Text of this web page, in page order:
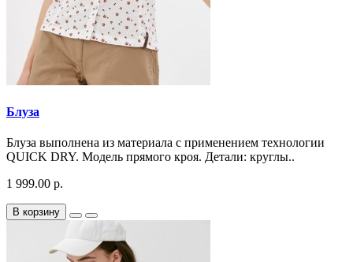
Блуза
Блуза выполнена из материала с применением технологии
QUICK DRY. Модель прямого кроя. Детали: круглы..
1 999.00 р.
В корзину